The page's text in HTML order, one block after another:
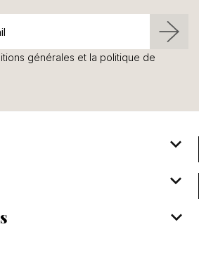
générales et la politique de
keyboard_arrow_down
keyboard_arrow_down
keyboard_arrow_down